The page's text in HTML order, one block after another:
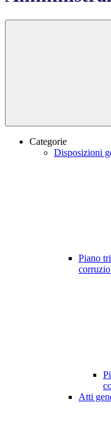
Categorie
Disposizioni
Piano
Atti